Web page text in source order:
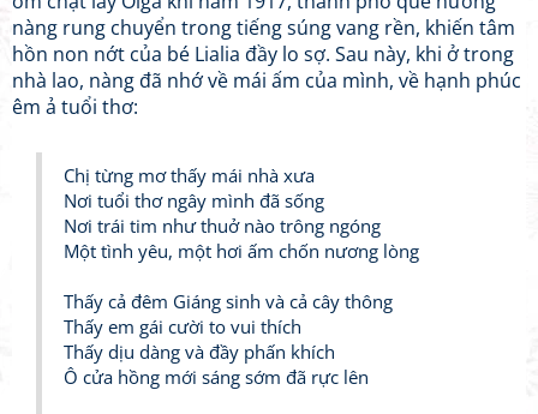
nàng rung chuyển trong tiếng súng vang rền, khiến tâm
hồn non nớt của bé Lialia đầy lo sợ. Sau này, khi ở trong
nhà lao, nàng đã nhớ về mái ấm của mình, về hạnh phúc
êm ả tuổi thơ:
Chị từng mơ thấy mái nhà xưa
Nơi tuổi thơ ngây mình đã sống
Nơi trái tim như thuở nào trông ngóng
Một tình yêu, một hơi ấm chốn nương lòng
Thấy cả đêm Giáng sinh và cả cây thông
Thấy em gái cười to vui thích
Thấy dịu dàng và đầy phấn khích
Ô cửa hồng mới sáng sớm đã rực lên